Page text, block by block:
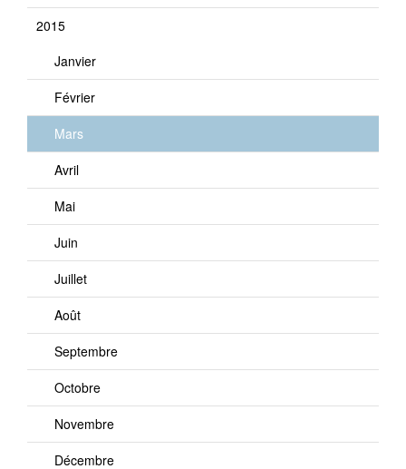
2015
Janvier
Février
Mars
Avril
Mai
Juin
Juillet
Août
Septembre
Octobre
Novembre
Décembre